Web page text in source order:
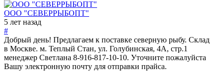
ООО "СЕВЕРРЫБОПТ"
5 лет назад
#
Добрый день! Предлагаем к поставке северную рыбу. Склад
в Москве. м. Теплый Стан, ул. Голубинская, 4А, стр.1
менеджер Светлана 8-916-817-10-10. Уточните пожалуйста
Вашу электронную почту для отправки прайса.